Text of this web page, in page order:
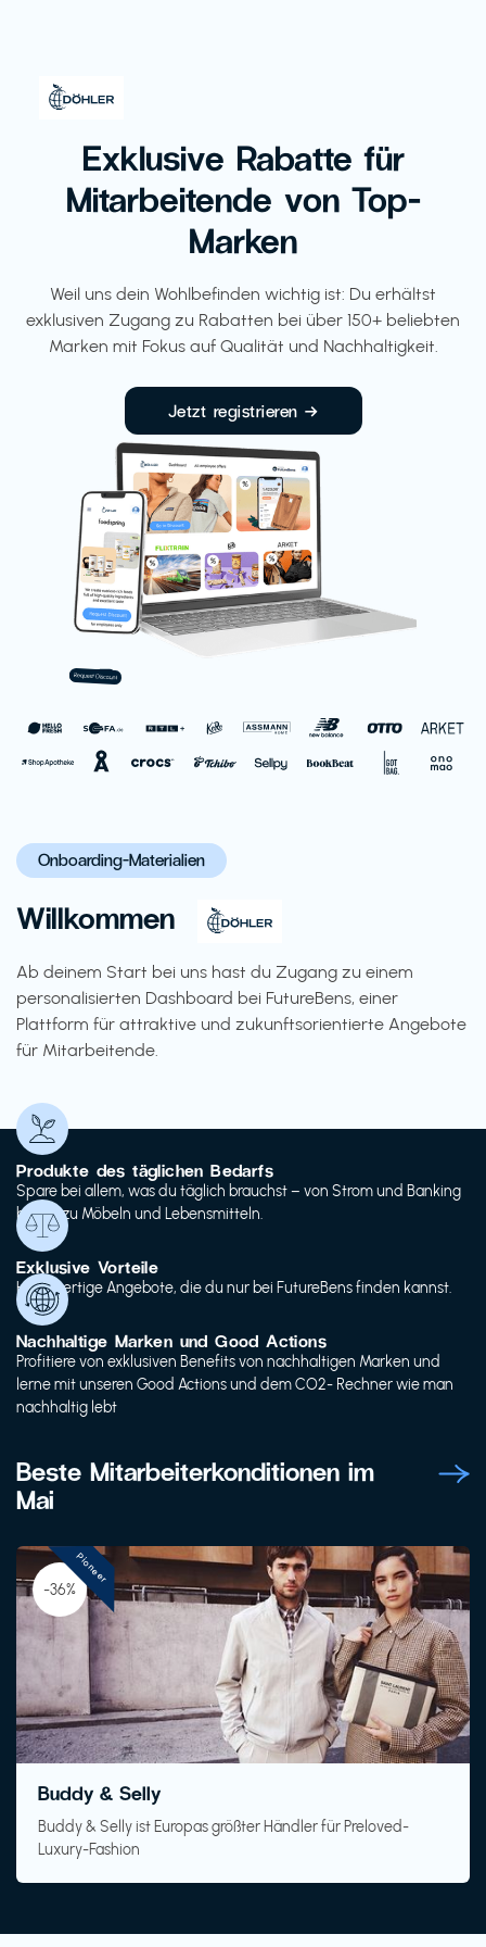
Exklusive Rabatte für
Mitarbeitende von Top-
Marken
Weil uns dein Wohlbefinden wichtig ist: Du erhältst
exklusiven Zugang zu Rabatten bei über 150+ beliebten
Marken mit Fokus auf Qualität und Nachhaltigkeit.
Jetzt registrieren →
Onboarding-Materialien
Willkommen
Ab deinem Start bei uns hast du Zugang zu einem
personalisierten Dashboard bei FutureBens, einer
Plattform für attraktive und zukunftsorientierte Angebote
für Mitarbeitende.
Produkte des täglichen Bedarfs
Spare bei allem, was du täglich brauchst – von Strom und Banking
bis hin zu Möbeln und Lebensmitteln.
Exklusive Vorteile
Hochwertige Angebote, die du nur bei FutureBens finden kannst.
Nachhaltige Marken und Good Actions
Profitiere von exklusiven Benefits von nachhaltigen Marken und
lerne mit unseren Good Actions und dem CO2- Rechner wie man
nachhaltig lebt
Beste Mitarbeiterkonditionen im
Mai
-36%
Buddy & Selly
Buddy & Selly ist Europas größter Händler für Preloved-
Luxury-Fashion
Pioneer